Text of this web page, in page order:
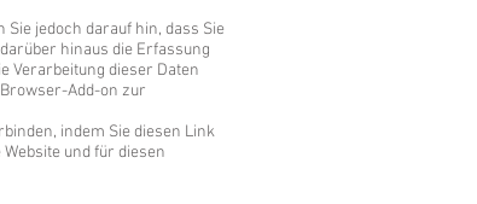
jedoch darauf hin, dass Sie
hinaus die Erfassung
Verarbeitung dieser Daten
Browser-Add-on zur
indem Siediesen Link
und für diesen